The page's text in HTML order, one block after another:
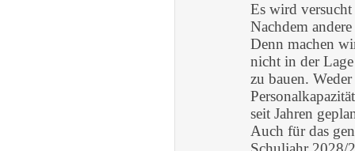
Es wird
Nachdem
Denn machen
nicht in der
zu bauen.
seit Jahren
Auch für das